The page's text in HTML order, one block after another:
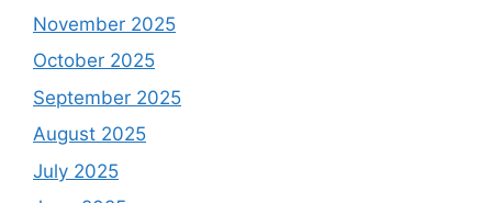
November 2025
October 2025
September 2025
August 2025
July 2025